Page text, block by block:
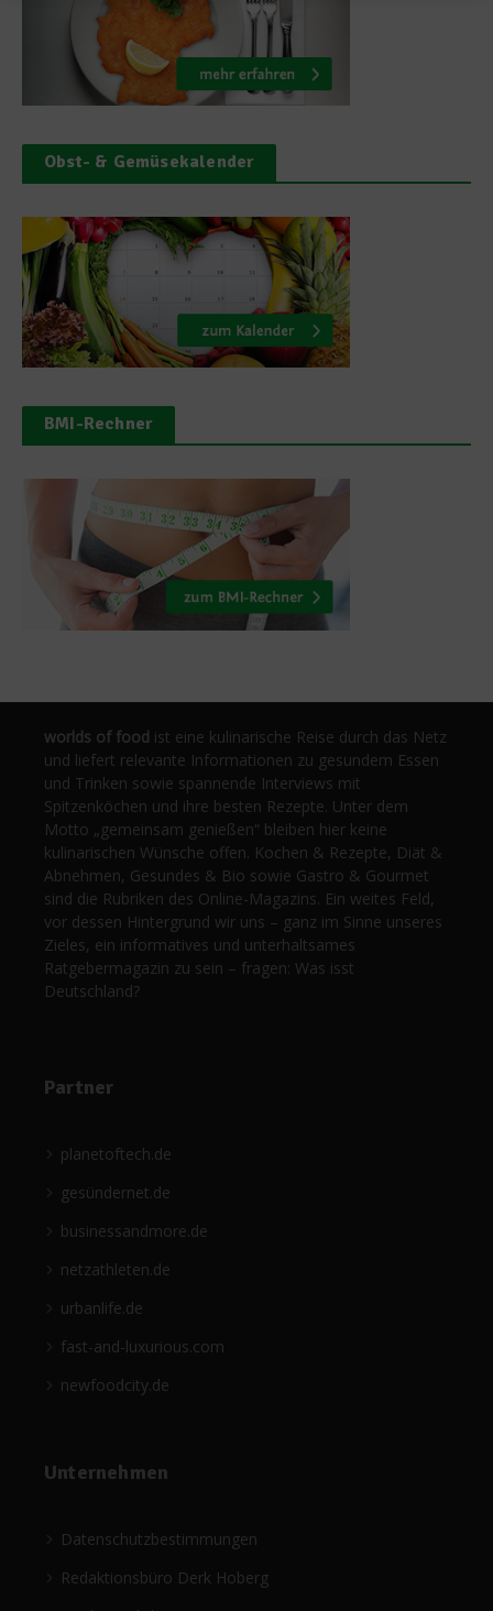
Obst- & Gemüsekalender
BMI-Rechner
worlds of food ist eine kulinarische Reise durch das Netz
und liefert relevante Informationen zu gesundem Essen
und Trinken sowie spannende Interviews mit
Spitzenköchen und ihre besten Rezepte. Unter dem
Motto „gemeinsam genießen“ bleiben hier keine
kulinarischen Wünsche offen. Kochen & Rezepte, Diät &
Abnehmen, Gesundes & Bio sowie Gastro & Gourmet
sind die Rubriken des Online-Magazins. Ein weites Feld,
vor dessen Hintergrund wir uns – ganz im Sinne unseres
Zieles, ein informatives und unterhaltsames
Ratgebermagazin zu sein – fragen: Was isst
Deutschland?
Partner
planetoftech.de
gesündernet.de
businessandmore.de
netzathleten.de
urbanlife.de
fast-and-luxurious.com
newfoodcity.de
Unternehmen
Datenschutzbestimmungen
Redaktionsbüro Derk Hoberg